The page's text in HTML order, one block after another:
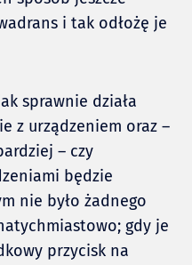
i tak odłożę je
sprawnie działa
z urządzeniem oraz –
– czy
będzie
nie było żadnego
gdy je
przycisk na